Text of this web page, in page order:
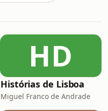
HD
Histórias de Lisboa
Miguel Franco de Andrade